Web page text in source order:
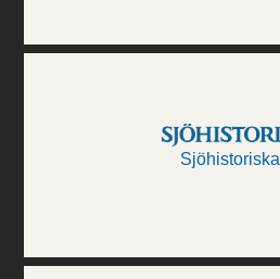
Sjöhistoriska